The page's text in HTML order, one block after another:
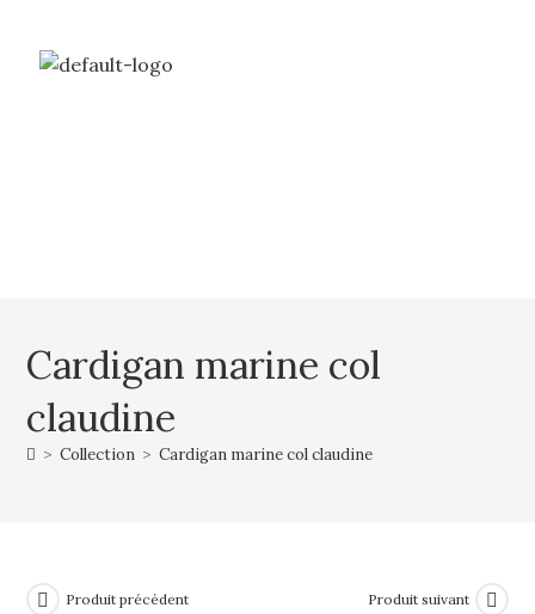
Cardigan marine col
claudine
> Collection > Cardigan marine col claudine
Produit précédent Produit suivant